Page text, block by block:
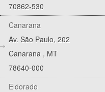
70862-530
Canarana
Av. São Paulo, 202
Canarana , MT
78640-000
Eldorado